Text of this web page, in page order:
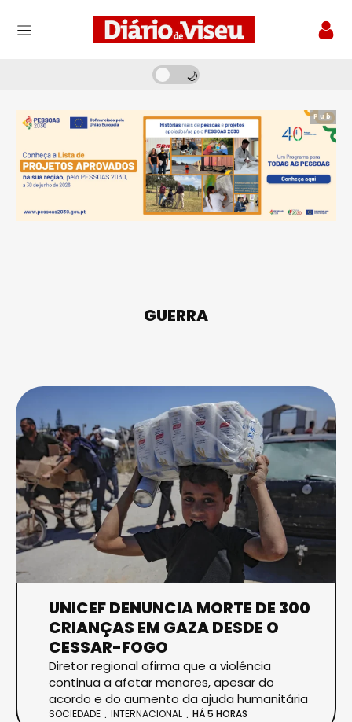
Pub
GUERRA
UNICEF DENUNCIA MORTE DE 300
CRIANÇAS EM GAZA DESDE O
CESSAR-FOGO
Diretor regional afirma que a violência
continua a afetar menores, apesar do
acordo e do aumento da ajuda humanitária
SOCIEDADE INTERNACIONAL HÁ 5 HORAS